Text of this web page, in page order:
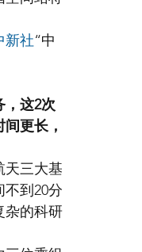
新社“中
，这2次
更长，
天三大基
到20分
杂的科研